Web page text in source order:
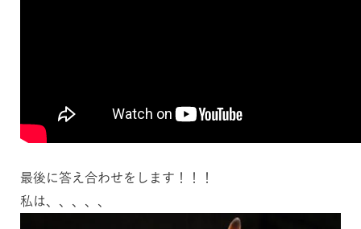
最後に答え合わせをします！！！
私は、、、、、